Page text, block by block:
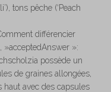
tons pêche (‘Peach
différencier
»acceptedAnswer »:
possède un
de graines allongées,
haut avec des capsules